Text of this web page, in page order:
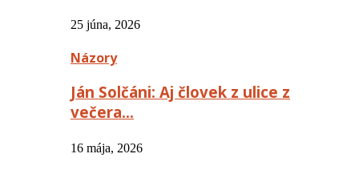
25 júna, 2026
Názory
Ján Solčáni: Aj človek z ulice z
večera…
16 mája, 2026